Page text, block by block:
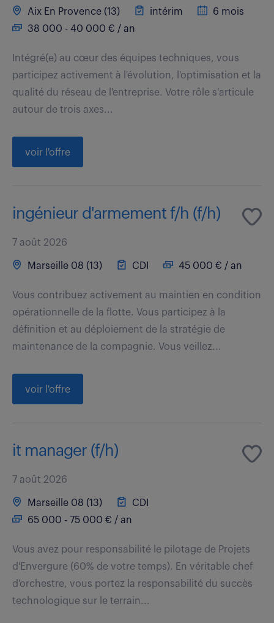
Aix En Provence (13) intérim
6 mois
38 000 - 40 000 € / an
Intégré(e) au cœur des équipes techniques, vous
participez activement à l'évolution, l'optimisation et la
qualité du réseau de l'entreprise. Votre rôle s'articule
autour de trois axes...
voir l'offre
ingénieur d'armement f/h (f/h)
7 août 2026
Marseille 08 (13) CDI 45 000 € / an
Vous contribuez activement au maintien en condition
opérationnelle de la flotte. Vous participez à la
définition et au déploiement de la stratégie de
maintenance de la compagnie. Vous veillez...
voir l'offre
it manager (f/h)
7 août 2026
Marseille 08 (13)
CDI
65 000 - 75 000 € / an
Vous avez pour responsabilité le pilotage de Projets
d'Envergure (60% de votre temps). En véritable chef
d'orchestre, vous portez la responsabilité du succès
technologique sur le terrain...